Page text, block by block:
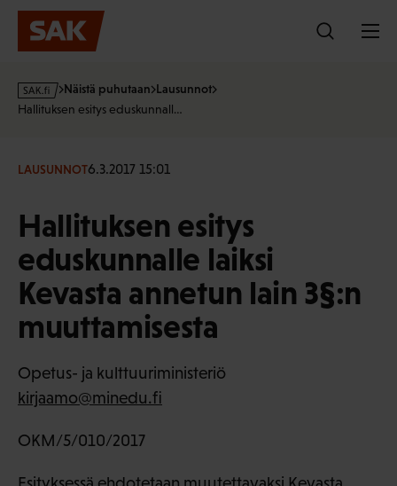
Hyppää
sisältöön
s
a
f
Näistä puhutaan Lausunnot
Hallituksen esitys eduskunnall…
LAUSUNNOT6.3.2017 15:01
Hallituksen esitys
eduskunnalle laiksi
Kevasta annetun lain 3§:n
muuttamisesta
Opetus- ja kulttuuriministeriö
kirjaamo@minedu.fi
OKM/5/010/2017